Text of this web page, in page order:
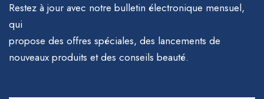
Restez à jour avec notre bulletin électronique mensuel,
qui
propose des offres spéciales, des lancements de
nouveaux produits et des conseils beauté.